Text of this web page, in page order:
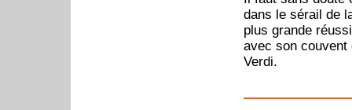
dans le sérail de
plus grande
avec son couvent
Verdi.